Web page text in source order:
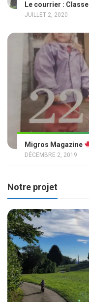
Le courrier : Classe
JUILLET 2, 2020
Migros Magazine
DÉCEMBRE 2, 2019
Notre projet